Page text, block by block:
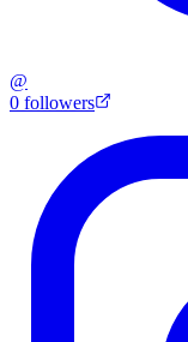
@
0 followers